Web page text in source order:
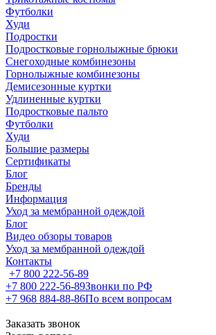
Футболки
Худи
Подростки
Подростковые горнолыжные брюки
Снегоходные комбинезоны
Горнолыжные комбинезоны
Демисезонные куртки
Удлиненные куртки
Подростковые пальто
Футболки
Худи
Большие размеры
Сертификаты
Блог
Бренды
Информация
Уход за мембранной одеждой
Блог
Видео обзоры товаров
Уход за мембранной одеждой
Контакты
+7 800 222-56-89
+7 800 222-56-89Звонки по РФ
+7 968 884-88-86По всем вопросам
Заказать звонок